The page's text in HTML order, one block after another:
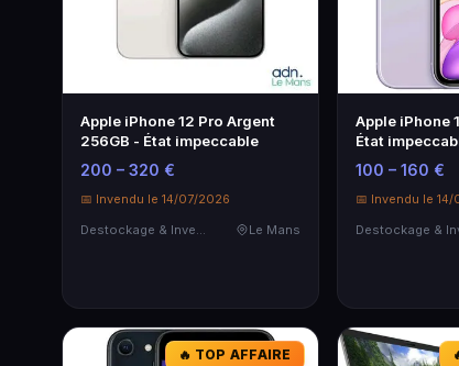
Apple iPhone 12 Pro Argent
256GB - État impeccable
200 – 320 €
📅 Invendu le 14/07/2026
Le Mans
Apple iPhone
État
100 – 160 €
📅 Invendu le
🔥 TOP AFFAIRE